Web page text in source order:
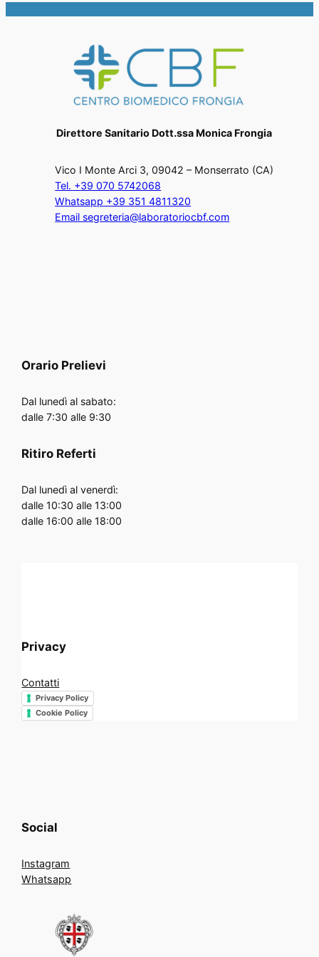
Direttore Sanitario Dott.ssa Monica Frongia
Vico I Monte Arci 3, 09042 – Monserrato (CA)
Tel. +39 070 5742068
Whatsapp +39 351 4811320
Email segreteria@laboratoriocbf.com
Orario Prelievi
Dal lunedì al sabato:
dalle 7:30 alle 9:30
Ritiro Referti
Dal lunedì al venerdì:
dalle 10:30 alle 13:00
dalle 16:00 alle 18:00
Privacy
Contatti
Privacy Policy
Cookie Policy
Social
Instagram
Whatsapp